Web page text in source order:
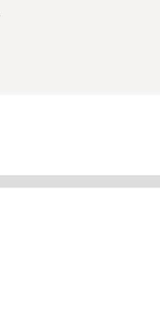
Mir selbst, Mein Geschäft,